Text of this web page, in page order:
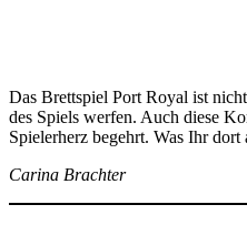
Das Brettspiel Port Royal ist
des Spiels werfen. Auch diese
Spielerherz begehrt. Was Ihr
Carina Brachter